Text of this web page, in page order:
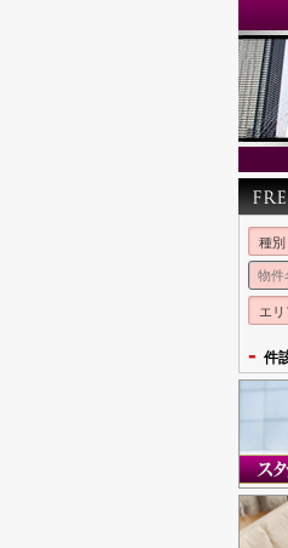
種別
エ
- 件